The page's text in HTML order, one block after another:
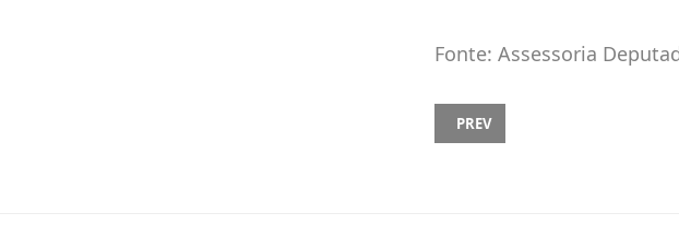
Fonte: Assessoria
PREVIOUS ARTICLE:
PREV